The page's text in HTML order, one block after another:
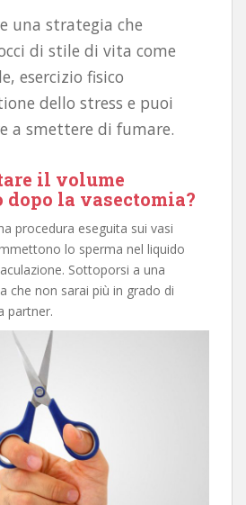
una strategia che
di stile di vita come
esercizio fisico
dello stress e puoi
a smettere di fumare.
il volume
la vasectomia?
procedura eseguita sui vasi
lo sperma nel liquido
Sottoporsi a una
che non sarai più in grado di
partner.